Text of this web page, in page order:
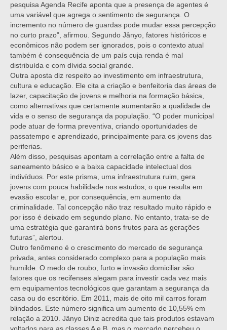
pesquisa Agenda Recife aponta que a presença de agentes é
uma variável que agrega o sentimento de segurança. O
incremento no número de guardas pode mudar essa percepção
no curto prazo”, afirmou. Segundo Jânyo, fatores históricos e
econômicos não podem ser ignorados, pois o contexto atual
também é consequência de um país cuja renda é mal
distribuída e com dívida social grande.
Outra aposta diz respeito ao investimento em infraestrutura,
cultura e educação. Ele cita a criação e benfeitoria das áreas de
lazer, capacitação de jovens e melhoria na formação básica,
como alternativas que certamente aumentarão a qualidade de
vida e o senso de segurança da população. “O poder municipal
pode atuar de forma preventiva, criando oportunidades de
passatempo e aprendizado, principalmente para os jovens das
periferias.
Além disso, pesquisas apontam a correlação entre a falta de
saneamento básico e a baixa capacidade intelectual dos
indivíduos. Por este prisma, uma infraestrutura ruim, gera
jovens com pouca habilidade nos estudos, o que resulta em
evasão escolar e, por consequência, em aumento da
criminalidade. Tal concepção não traz resultado muito rápido e
por isso é deixado em segundo plano. No entanto, trata-se de
uma estratégia que garantirá bons frutos para as gerações
futuras”, alertou.
Outro fenômeno é o crescimento do mercado de segurança
privada, antes considerado complexo para a população mais
humilde. O medo de roubo, furto e invasão domiciliar são
fatores que os recifenses alegam para investir cada vez mais
em equipamentos tecnológicos que garantam a segurança da
casa ou do escritório. Em 2011, mais de oito mil carros foram
blindados. Este número significa um aumento de 10,55% em
relação a 2010. Jânyo Diniz acredita que tais produtos estavam